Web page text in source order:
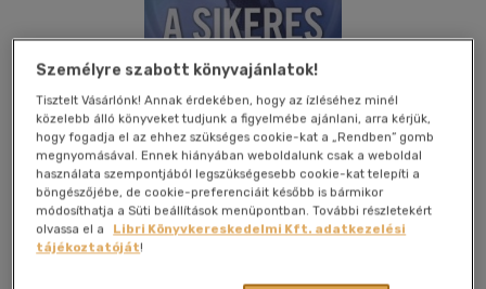
Személyre szabott könyvajánlatok!
Tisztelt Vásárlónk! Annak érdekében, hogy az ízléséhez minél
közelebb álló könyveket tudjunk a figyelmébe ajánlani, arra kérjük,
hogy fogadja el az ehhez szükséges cookie-kat a „Rendben” gomb
megnyomásával. Ennek hiányában weboldalunk csak a weboldal
használata szempontjából legszükségesebb cookie-kat telepíti a
böngészőjébe, de cookie-preferenciáit később is bármikor
módosíthatja a Süti beállítások menüpontban. További részletekért
olvassa el a
Libri Könyvkereskedelmi Kft. adatkezelési
tájékoztatóját!